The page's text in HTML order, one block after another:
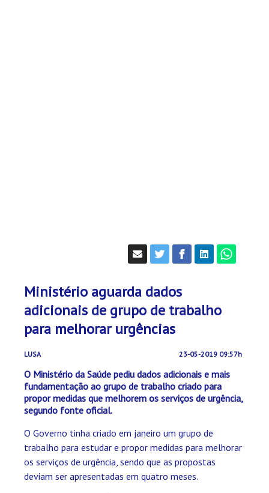
Ministério aguarda dados
adicionais de grupo de trabalho
para melhorar urgências
LUSA 23-05-2019 09:57h
O Ministério da Saúde pediu dados adicionais e mais
fundamentação ao grupo de trabalho criado para
propor medidas que melhorem os serviços de urgência,
segundo fonte oficial.
O Governo tinha criado em janeiro um grupo de
trabalho para estudar e propor medidas para melhorar
os serviços de urgência, sendo que as propostas
deviam ser apresentadas em quatro meses.